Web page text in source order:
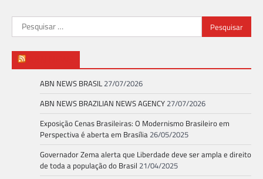
Pesquisar
por:
ABN NEWS BRASIL 27/07/2026
ABN NEWS BRAZILIAN NEWS AGENCY 27/07/2026
Exposição Cenas Brasileiras: O Modernismo Brasileiro em
Perspectiva é aberta em Brasília 26/05/2025
Governador Zema alerta que Liberdade deve ser ampla e direito
de toda a população do Brasil 21/04/2025